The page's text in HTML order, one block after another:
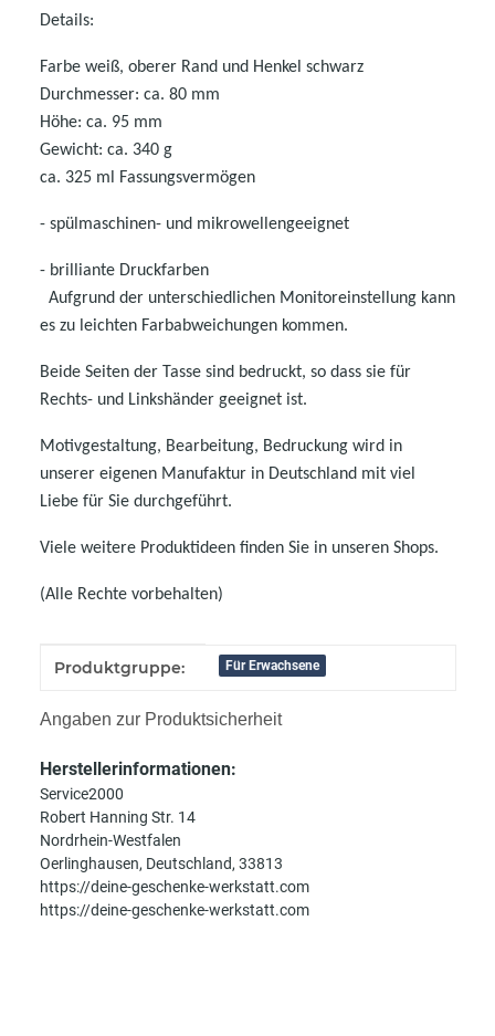
Details:
Farbe weiß, oberer Rand und Henkel schwarz
Durchmesser: ca. 80 mm
Höhe: ca. 95 mm
Gewicht: ca. 340 g
ca. 325 ml Fassungsvermögen
- spülmaschinen- und mikrowellengeeignet
- brilliante Druckfarben
Aufgrund der unterschiedlichen Monitoreinstellung kann
es zu leichten Farbabweichungen kommen.
Beide Seiten der Tasse sind bedruckt, so dass sie für
Rechts- und Linkshänder geeignet ist.
Motivgestaltung, Bearbeitung, Bedruckung wird in
unserer eigenen Manufaktur in Deutschland mit viel
Liebe für Sie durchgeführt.
Viele weitere Produktideen finden Sie in unseren Shops.
(Alle Rechte vorbehalten)
Produkteigenschaft
Wert
Produktgruppe: Für Erwachsene
Angaben zur Produktsicherheit
Herstellerinformationen:
Service2000
Robert Hanning Str. 14
Nordrhein-Westfalen
Oerlinghausen, Deutschland, 33813
https://deine-geschenke-werkstatt.com
https://deine-geschenke-werkstatt.com